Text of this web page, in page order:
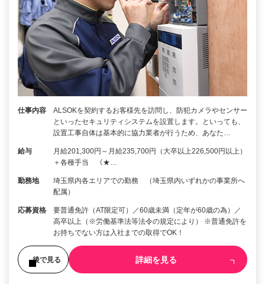
仕事内容
ALSOKを契約するお客様先を訪問し、防犯カメラやセンサー
といったセキュリティシステムを設置します。といっても、
設置工事自体は基本的に協力業者が行うため、あなた…
給与
月給201,300円～月給235,700円（大卒以上226,500円以上）
＋各種手当 《★…
勤務地
埼玉県内各エリアでの勤務 （埼玉県内いずれかの事業所へ
配属）
応募資格
要普通免許（AT限定可）／60歳未満（定年が60歳の為）／
高卒以上（※労働基準法等法令の規定により） ※普通免許を
お持ちでない方は入社までの取得でOK！
後で見る 詳細を見る